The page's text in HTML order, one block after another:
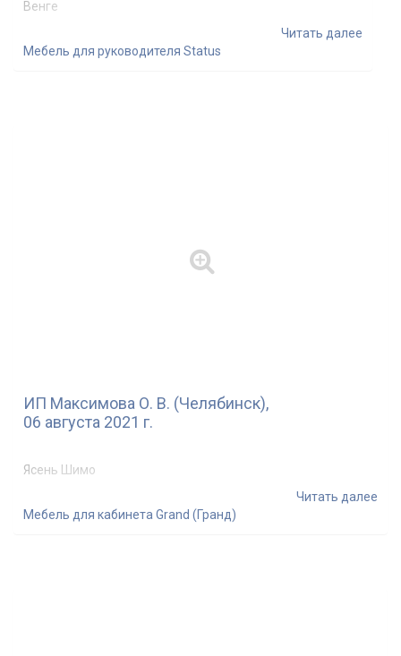
Венге
Читать далее
Мебель для руководителя Status
ИП Максимова О. В. (Челябинск),
06 августа 2021 г.
Ясень Шимо
Читать далее
Мебель для кабинета Grand (Гранд)